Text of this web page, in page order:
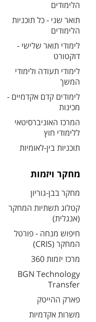
הלימודים
תואר שני - כל תוכניות
הלימודים
לימודי תואר שלישי -
דוקטורט
לימודי תעודה ולימודי
המשך
לימודים קדם אקדמיים -
מכינות
המרכז האוניברסיטאי
ללימודי חוץ
תוכניות בין-לאומיות
מחקר ויזמות
מחקר בבן-גוריון
קטלוג תשתיות המחקר
(אנגלית)
חיפוש מנחה - פורטל
המחקר (CRIS)
מרכז יזמות 360
BGN Technology
Transfer
פארק ההייטק
משרות אקדמיות